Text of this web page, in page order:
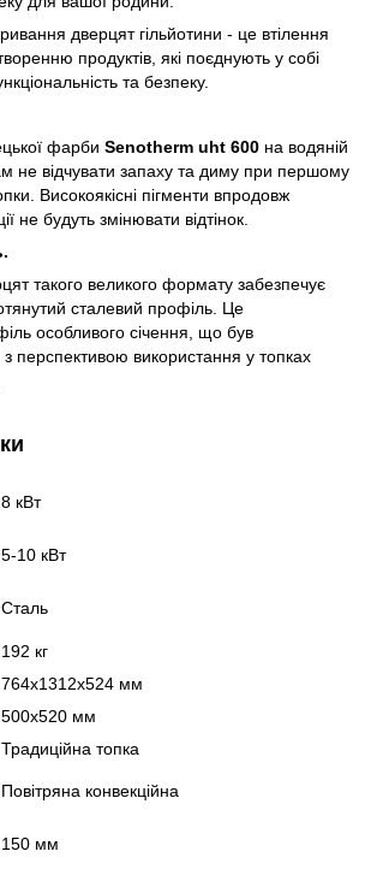
дверцят гільйотини - це втілення
продуктів, які поєднують у собі
та безпеку.
фарби Senotherm uht 600 на водяній
не відчувати запаху та диму при першому
Високоякісні пігменти впродовж
не будуть змінювати відтінок.
такого великого формату забезпечує
сталевий профіль. Це
особливого січення, що був
перспективою використання у топках
8 кВт
5-10 кВт
Сталь
192 кг
764x1312x524 мм
500х520 мм
Традиційна топка
Повітряна конвекційна
150 мм